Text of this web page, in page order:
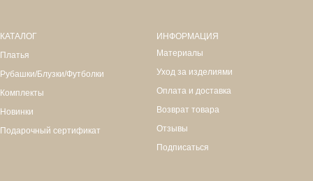
КАТАЛОГ
Платья
Рубашки/Блузки/Футболки
Комплекты
Новинки
Подарочный сертификат
ИНФОРМАЦИЯ
Материалы
Уход за изделиями
Оплата и доставка
Возврат товара
Отзывы
Подписаться